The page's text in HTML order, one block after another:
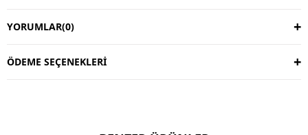
Değişim & İade
Değişim süresi 3 iş günüdür.
YORUMLAR(0)
ÖDEME SEÇENEKLERI